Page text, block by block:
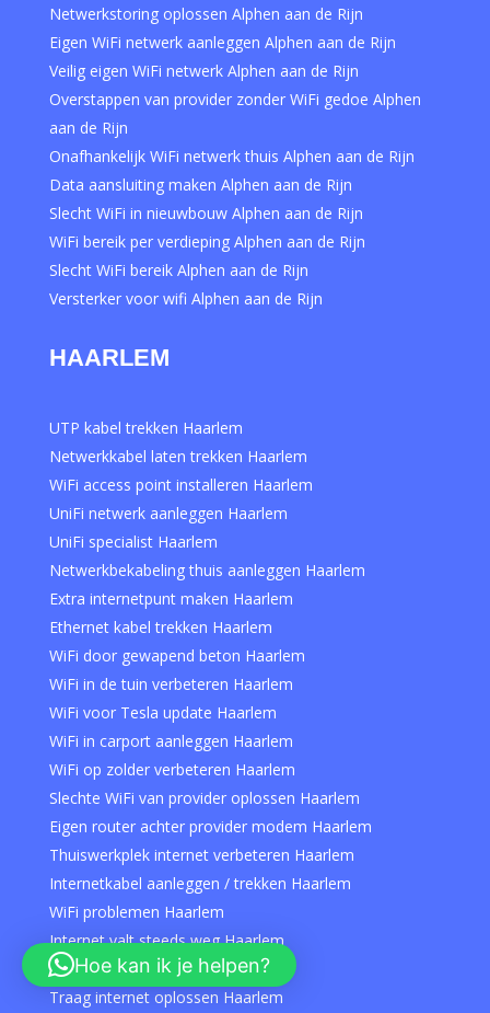
Netwerkstoring oplossen Alphen aan de Rijn
Eigen WiFi netwerk aanleggen Alphen aan de Rijn
Veilig eigen WiFi netwerk Alphen aan de Rijn
Overstappen van provider zonder WiFi gedoe Alphen
aan de Rijn
Onafhankelijk WiFi netwerk thuis Alphen aan de Rijn
Data aansluiting maken Alphen aan de Rijn
Slecht WiFi in nieuwbouw Alphen aan de Rijn
WiFi bereik per verdieping Alphen aan de Rijn
Slecht WiFi bereik Alphen aan de Rijn
Versterker voor wifi Alphen aan de Rijn
HAARLEM
UTP kabel trekken Haarlem
Netwerkkabel laten trekken Haarlem
WiFi access point installeren Haarlem
UniFi netwerk aanleggen Haarlem
UniFi specialist Haarlem
Netwerkbekabeling thuis aanleggen Haarlem
Extra internetpunt maken Haarlem
Ethernet kabel trekken Haarlem
WiFi door gewapend beton Haarlem
WiFi in de tuin verbeteren Haarlem
WiFi voor Tesla update Haarlem
WiFi in carport aanleggen Haarlem
WiFi op zolder verbeteren Haarlem
Slechte WiFi van provider oplossen Haarlem
Eigen router achter provider modem Haarlem
Thuiswerkplek internet verbeteren Haarlem
Internetkabel aanleggen / trekken Haarlem
WiFi problemen Haarlem
Internet valt steeds weg Haarlem
WiFi herstellen Haarlem
Traag internet oplossen Haarlem
Hoe kan ik je helpen?